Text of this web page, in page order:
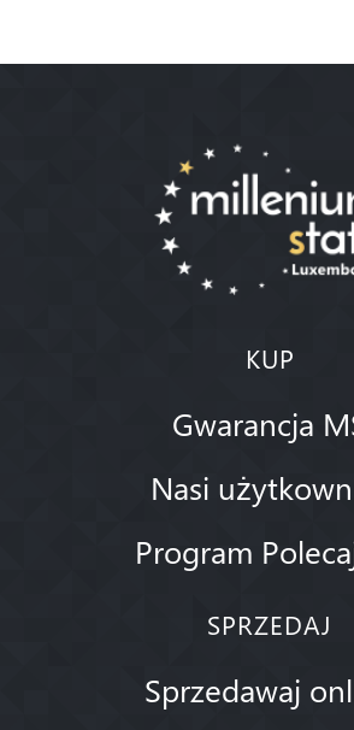
KUP
Gwarancja
Nasi
Program
SPRZEDAJ
Sprzedawaj